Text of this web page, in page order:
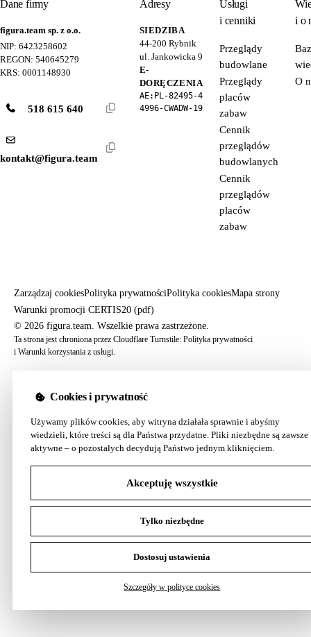
Dane firmy
figura.team sp. z o.o.
NIP: 6423258602
REGON: 540645279
KRS: 0001148930
518 615 640
kontakt@figura.team
Adresy
SIEDZIBA
44-200 Rybnik
ul. Jankowicka 9
E-
DORĘCZENIA
AE:PL-82495-4
4996-CWADW-19
Usługi
i cenniki
Przeglądy
budowlane
Przeglądy
placów
zabaw
Cennik
przeglądów
budowlanych
Cennik
przeglądów
placów
zabaw
i o
O
Zarządzaj cookiesPolityka prywatnościPolityka cookiesMapa strony
Warunki promocji CERTIS20 (pdf)
© 2026 figura.team. Wszelkie prawa zastrzeżone.
Ta strona jest chroniona przez Cloudflare Turnstile: Polityka prywatności
i Warunki korzystania z usługi.
Cookies i prywatność
Używamy plików cookies, aby witryna działała sprawnie i abyśmy
wiedzieli, które treści są dla Państwa przydatne. Pliki niezbędne są zawsze
aktywne – o pozostałych decydują Państwo jednym kliknięciem.
Akceptuję wszystkie
Tylko niezbędne
Dostosuj ustawienia
Szczegóły w polityce cookies